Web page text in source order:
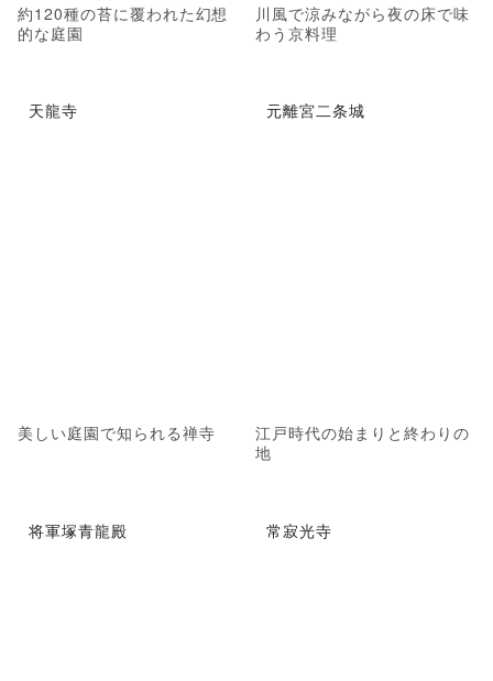
約120種の苔に覆われた幻想
的な庭園
川風で涼みながら夜の床で味
わう京料理
天龍寺
美しい庭園で知られる禅寺
元離宮二条城
江戸時代の始まりと終わりの
地
将軍塚青龍殿 常寂光寺